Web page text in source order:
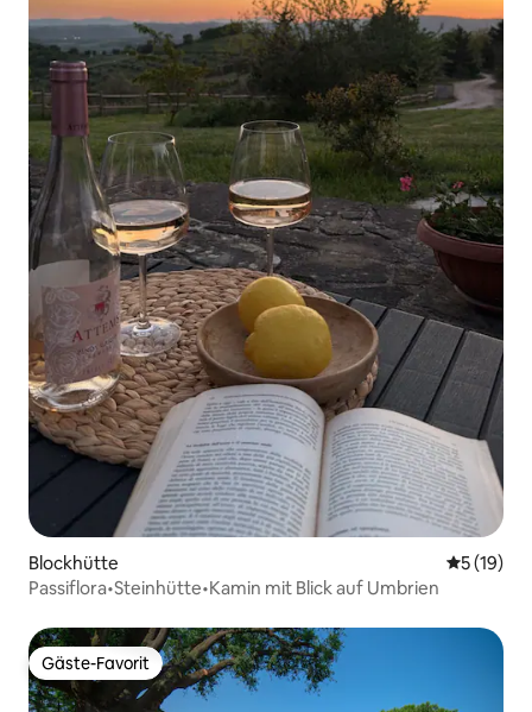
Blockhütte
5 (19)
Passiflora•Steinhütte•Kamin mit Blick auf Umbrien
Gäste-Favorit
Gäste-Favorit